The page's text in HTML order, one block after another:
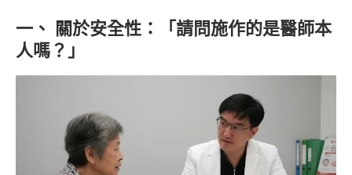
一、 關於安全性：「請問施作的是醫師本
人嗎？」